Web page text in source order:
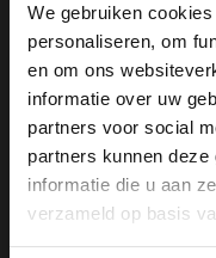
We gebruiken
personaliseren, om
en om ons
informatie over uw
partners voor social
partners kunnen
informatie die u aan
verzameld op basis
-30%
-10% EXTRA
View this
It looks like your
you like to switch